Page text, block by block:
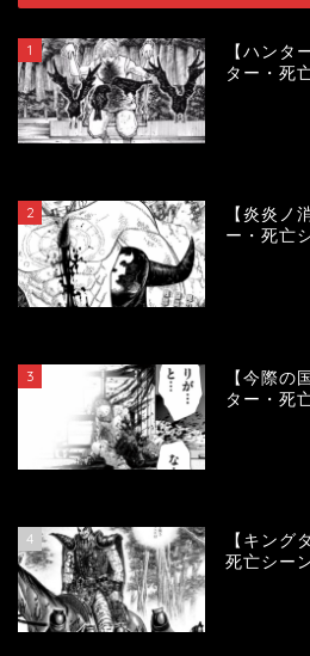
1
【ハンタ
ター・死
2
【炎炎ノ
ー・死亡
3
【今際の
ター・死
4
【キング
死亡シー